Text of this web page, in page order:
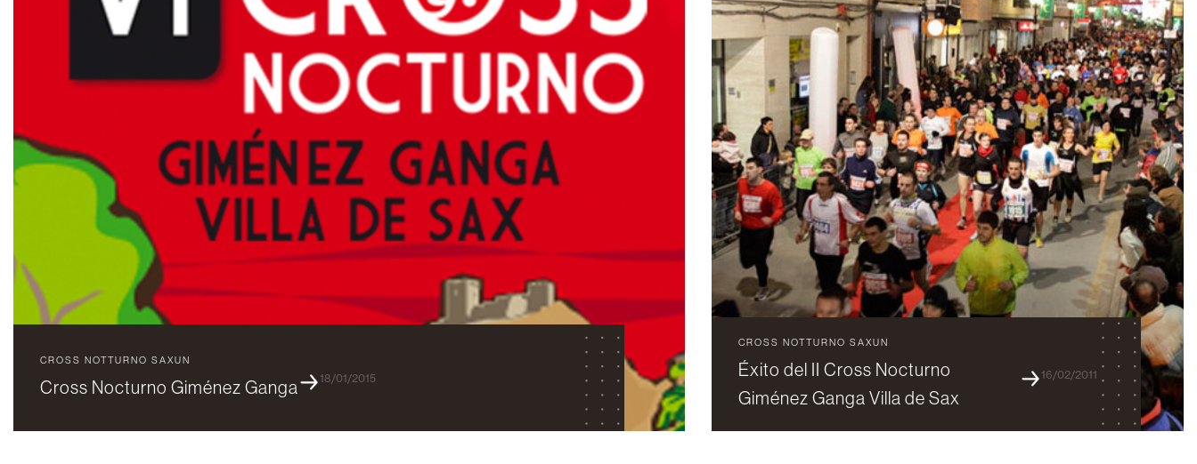
CROSS NOTTURNO SAXUN
Cross Nocturno Giménez Ganga 18/01/2015
CROSS NOTTURNO SAXUN
Éxito del II Cross Nocturno
Giménez Ganga Villa de Sax
16/02/2011